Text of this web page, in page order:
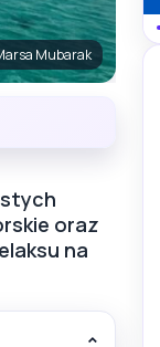
Mubarak
oraz
na